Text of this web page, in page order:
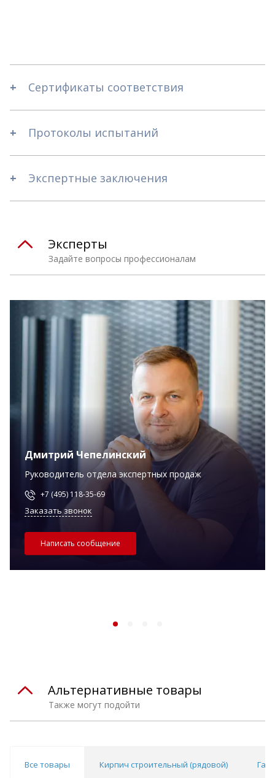
Сертификаты соответствия
Протоколы испытаний
Экспертные заключения
Задайте вопросы профессионалам
Эксперты
Дмитрий Чепелинский
Руководитель отдела экспертных продаж
+7 (495) 118-35-69
Заказать звонок
Написать сообщение
Также могут подойти
Альтернативные товары
Все товары Кирпич строительный (рядовой)